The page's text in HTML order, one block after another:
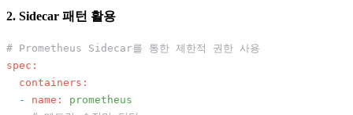
2. Sidecar 패턴 활용
# Prometheus Sidecar를 통한 제한적 권한 사용
spec:
containers:
-
name:
prometheus